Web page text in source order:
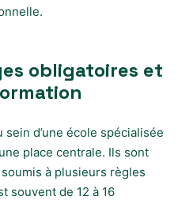
obligatoires et
d’une école spécialisée
place centrale. Ils sont
à plusieurs règles
souvent de 12 à 16